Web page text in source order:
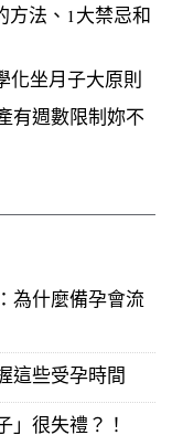
法、1大禁忌和
化坐月子大原則
有週數限制妳不
為什麼備孕會流
這些受孕時間
」很失禮？！